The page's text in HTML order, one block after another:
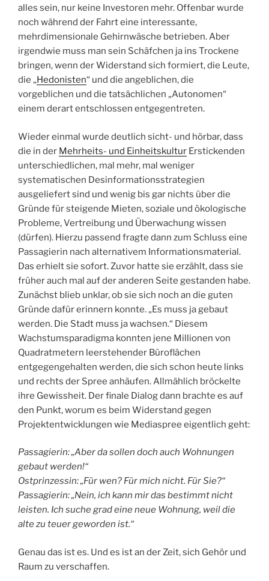
alles sein, nur keine Investoren mehr. Offenbar wurde
noch während der Fahrt eine interessante,
mehrdimensionale Gehirnwäsche betrieben. Aber
irgendwie muss man sein Schäfchen ja ins Trockene
bringen, wenn der Widerstand sich formiert, die Leute,
die „Hedonisten“ und die angeblichen, die
vorgeblichen und die tatsächlichen „Autonomen“
einem derart entschlossen entgegentreten.
Wieder einmal wurde deutlich sicht- und hörbar, dass
die in der Mehrheits- und Einheitskultur Erstickenden
unterschiedlichen, mal mehr, mal weniger
systematischen Desinformationsstrategien
ausgeliefert sind und wenig bis gar nichts über die
Gründe für steigende Mieten, soziale und ökologische
Probleme, Vertreibung und Überwachung wissen
(dürfen). Hierzu passend fragte dann zum Schluss eine
Passagierin nach alternativem Informationsmaterial.
Das erhielt sie sofort. Zuvor hatte sie erzählt, dass sie
früher auch mal auf der anderen Seite gestanden habe.
Zunächst blieb unklar, ob sie sich noch an die guten
Gründe dafür erinnern konnte. „Es muss ja gebaut
werden. Die Stadt muss ja wachsen.“ Diesem
Wachstumsparadigma konnten jene Millionen von
Quadratmetern leerstehender Büroflächen
entgegengehalten werden, die sich schon heute links
und rechts der Spree anhäufen. Allmählich bröckelte
ihre Gewissheit. Der finale Dialog dann brachte es auf
den Punkt, worum es beim Widerstand gegen
Projektentwicklungen wie Mediaspree eigentlich geht:
Passagierin: „Aber da sollen doch auch Wohnungen
gebaut werden!“
Ostprinzessin: „Für wen? Für mich nicht. Für Sie?“
Passagierin: „Nein, ich kann mir das bestimmt nicht
leisten. Ich suche grad eine neue Wohnung, weil die
alte zu teuer geworden ist.“
Genau das ist es. Und es ist an der Zeit, sich Gehör und
Raum zu verschaffen.